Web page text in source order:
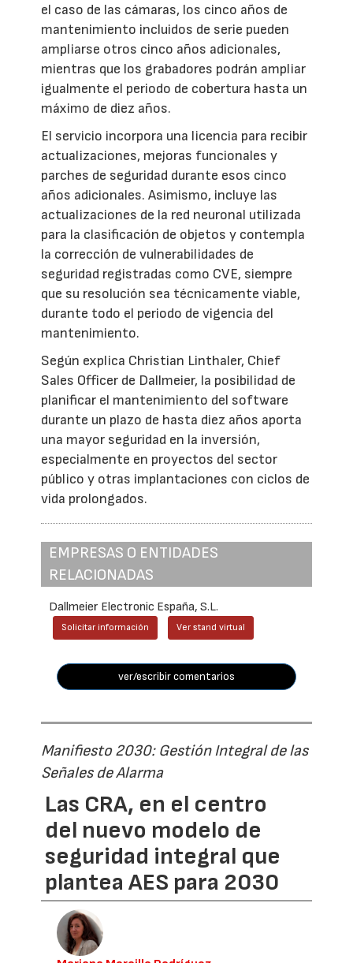
el caso de las cámaras, los cinco años de
mantenimiento incluidos de serie pueden
ampliarse otros cinco años adicionales,
mientras que los grabadores podrán ampliar
igualmente el periodo de cobertura hasta un
máximo de diez años.
El servicio incorpora una licencia para recibir
actualizaciones, mejoras funcionales y
parches de seguridad durante esos cinco
años adicionales. Asimismo, incluye las
actualizaciones de la red neuronal utilizada
para la clasificación de objetos y contempla
la corrección de vulnerabilidades de
seguridad registradas como CVE, siempre
que su resolución sea técnicamente viable,
durante todo el periodo de vigencia del
mantenimiento.
Según explica Christian Linthaler, Chief
Sales Officer de Dallmeier, la posibilidad de
planificar el mantenimiento del software
durante un plazo de hasta diez años aporta
una mayor seguridad en la inversión,
especialmente en proyectos del sector
público y otras implantaciones con ciclos de
vida prolongados.
EMPRESAS O ENTIDADES
RELACIONADAS
Dallmeier Electronic España, S.L.
Solicitar información Ver stand virtual
ver/escribir comentarios
Manifiesto 2030: Gestión Integral de las
Señales de Alarma
Las CRA, en el centro
del nuevo modelo de
seguridad integral que
plantea AES para 2030